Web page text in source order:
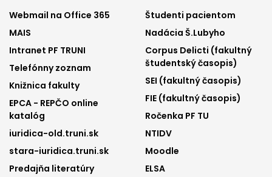
Footer
menu
1
Webmail na Office 365
MAIS
Intranet PF TRUNI
Telefónny zoznam
Knižnica fakulty
EPCA - REPČO online
katalóg
iuridica-old.truni.sk
stara-iuridica.truni.sk
Predajňa literatúry
Footer
menu
2
Študenti pacientom
Nadácia Š.Lubyho
Corpus Delicti (fakultný
študentský časopis)
SEI (fakultný časopis)
FIE (fakultný časopis)
Ročenka PF TU
NTIDV
Moodle
ELSA